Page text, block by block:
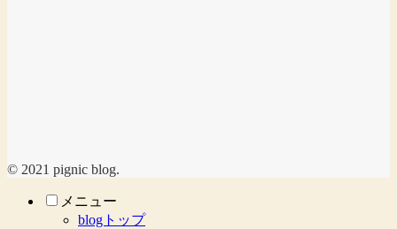
© 2021 pignic blog.
メニュー
blogトップ